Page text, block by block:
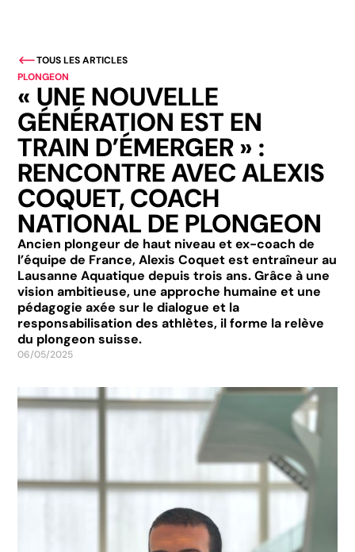
TOUS LES ARTICLES
PLONGEON
« UNE NOUVELLE
GÉNÉRATION EST EN
TRAIN D’ÉMERGER » :
RENCONTRE AVEC ALEXIS
COQUET, COACH
NATIONAL DE PLONGEON
Ancien plongeur de haut niveau et ex-coach de
l’équipe de France, Alexis Coquet est entraîneur au
Lausanne Aquatique depuis trois ans. Grâce à une
vision ambitieuse, une approche humaine et une
pédagogie axée sur le dialogue et la
responsabilisation des athlètes, il forme la relève
du plongeon suisse.
06/05/2025